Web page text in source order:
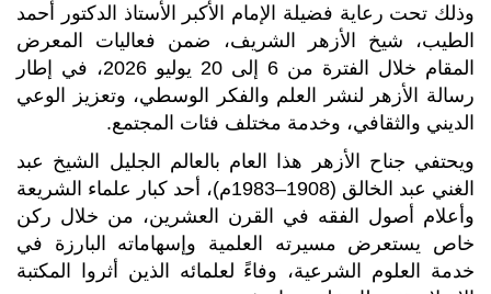
وذلك تحت رعاية فضيلة الإمام الأكبر الأستاذ الدكتور أحمد
الطيب، شيخ الأزهر الشريف، ضمن فعاليات المعرض
المقام خلال الفترة من 6 إلى 20 يوليو 2026، في إطار
رسالة الأزهر لنشر العلم والفكر الوسطي، وتعزيز الوعي
الديني والثقافي، وخدمة مختلف فئات المجتمع.
ويحتفي جناح الأزهر هذا العام بالعالم الجليل الشيخ عبد
الغني عبد الخالق (1908–1983م)، أحد كبار علماء الشريعة
وأعلام أصول الفقه في القرن العشرين، من خلال ركن
خاص يستعرض مسيرته العلمية وإسهاماته البارزة في
خدمة العلوم الشرعية، وفاءً لعلمائه الذين أثروا المكتبة